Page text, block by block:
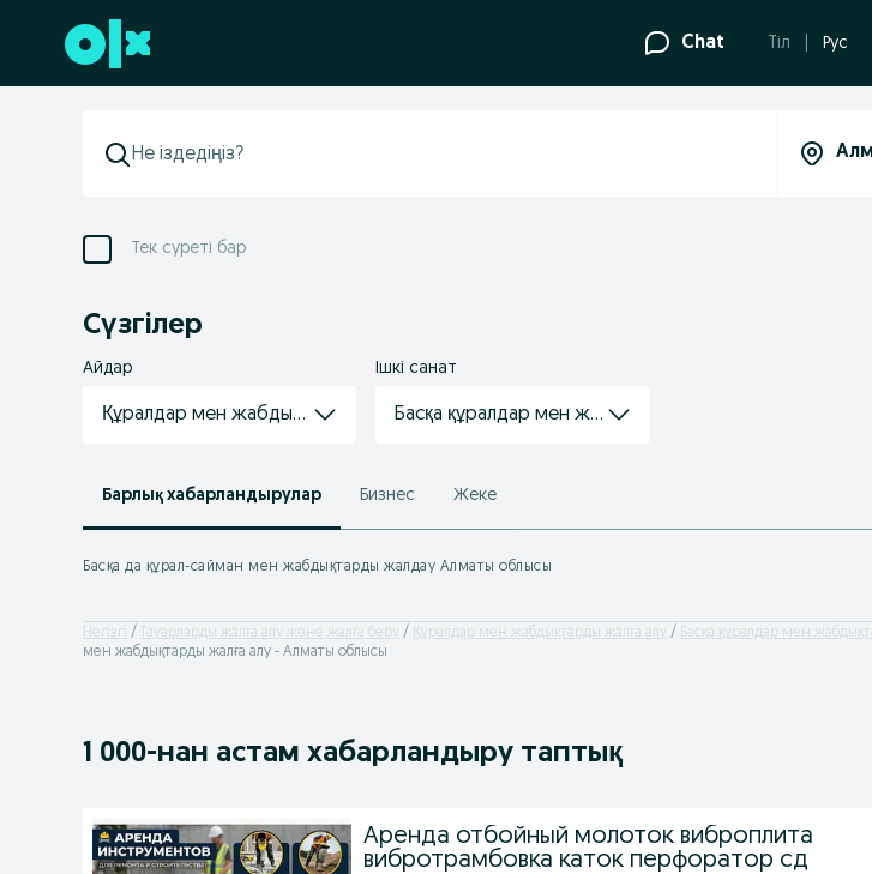
Төменгі деректемеге өту Chat Tіл Рус
Тек суреті бар
Сүзгілер
Айдар
Құралдар мен жабдықтарды жалға алу
Ішкі санат
Басқа құралдар мен жабдықтарды жалға алу
Барлық хабарландырулар Бизнес Жеке
Басқа да құрал-сайман мен жабдықтарды жалдау Алматы облысы
Негізгі Тауарларды жалға алу және жалға беру Құралдар мен жабдықтарды жалға алу Басқа құралдар мен
мен жабдықтарды жалға алу - Алматы облысы
1 000-нан астам хабарландыру таптық
Аренда отбойный молоток виброплита
вибротрамбовка каток перфоратор сд